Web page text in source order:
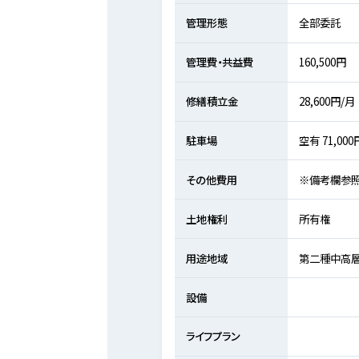
管理形態 全部委託
管理費・共益費 160,500円
修繕積立金 28,600円/月
駐車場 空有 71,000
その他費用 ※備考欄参
土地権利 所有権
用途地域 第二種中高
設備
ライフプラン